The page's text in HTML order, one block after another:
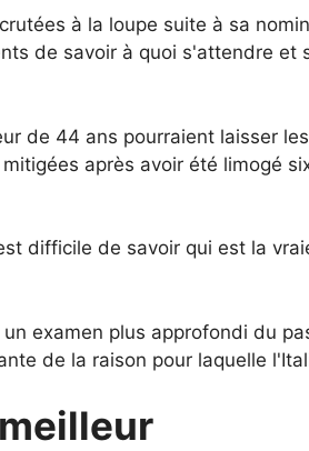
à la loupe suite à sa
de savoir à quoi s'attendre
de 44 ans pourraient laisser
après avoir été limogé
difficile de savoir qui est la
examen plus approfondi du
de la raison pour laquelle